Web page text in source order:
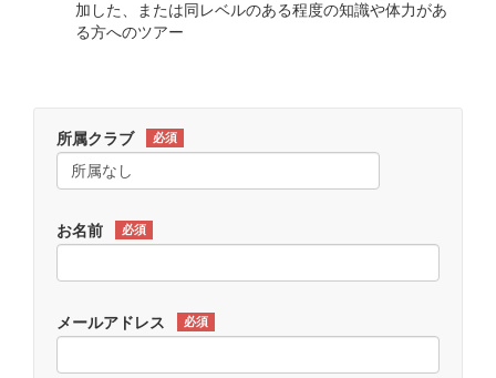
加した、または同レベルのある程度の知識や体力があ
る方へのツアー
所属クラブ 必須
お名前 必須
メールアドレス 必須